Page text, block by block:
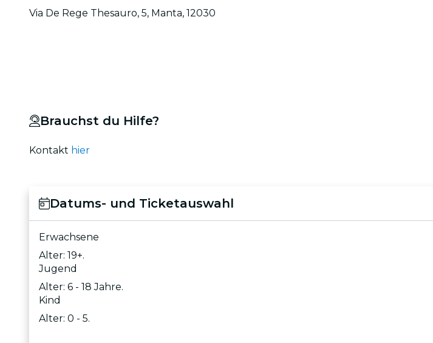
Via De Rege Thesauro, 5, Manta, 12030
Brauchst du Hilfe?
Kontakt hier
Datums- und Ticketauswahl
Erwachsene
Alter: 19+.
Jugend
Alter: 6 - 18 Jahre.
Kind
Alter: 0 - 5.